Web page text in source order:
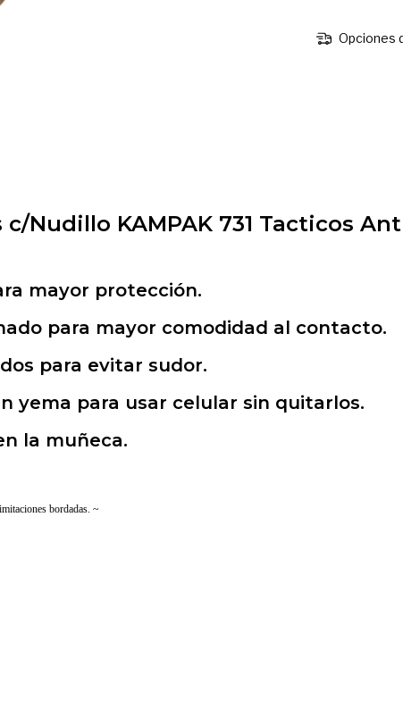
Opciones
Nudillo KAMPAK 731 Tacticos
mayor protección.
para mayor comodidad al contacto.
para evitar sudor.
yema para usar celular sin quitarlos.
la muñeca.
bordadas. ~